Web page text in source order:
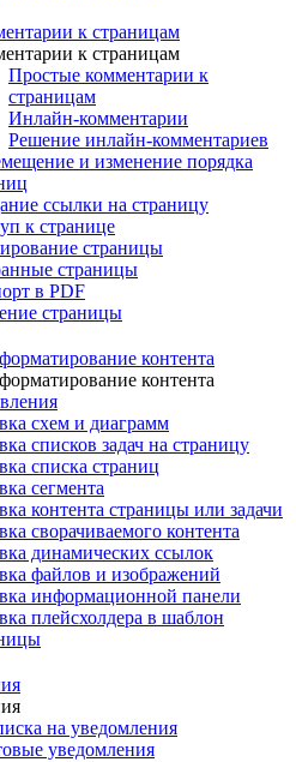
к страницам
к страницам
Простые комментарии к
страницам
Инлайн-комментарии
Решение инлайн-комментариев
и изменение порядка
ссылки на страницу
к странице
страницы
страницы
в PDF
страницы
контента
контента
схем и диаграмм
списков задач на страницу
списка страниц
сегмента
контента страницы или задачи
сворачиваемого контента
динамических ссылок
файлов и изображений
информационной панели
плейсхолдера в шаблон
на уведомления
уведомления